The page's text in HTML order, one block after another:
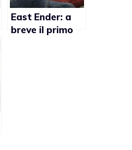
East Ender: a
breve il primo